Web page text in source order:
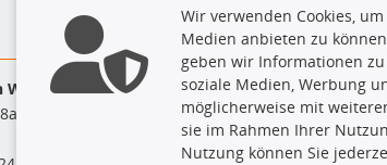
Weber GmbH
Top Produkte
Dachboxen
Dachgrundträger
Ersatzteile
Fahrradträger
Wir verwenden Cookies,
Medien anbieten zu
geben wir Informationen
soziale Medien, Werbung
möglicherweise mit
sie im Rahmen Ihrer
Nutzung können Sie